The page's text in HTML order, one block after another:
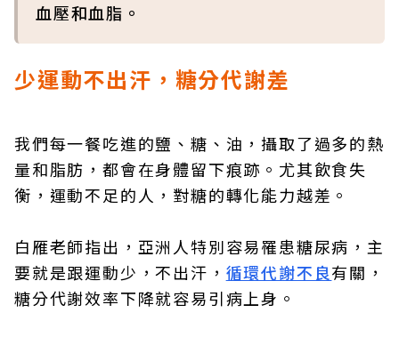
血壓和血脂。
少運動不出汗，糖分代謝差
我們每一餐吃進的鹽、糖、油，攝取了過多的熱
量和脂肪，都會在身體留下痕跡。尤其飲食失
衡，運動不足的人，對糖的轉化能力越差。
白雁老師指出，亞洲人特別容易罹患糖尿病，主
要就是跟運動少，不出汗， 循環代謝不良有關，
糖分代謝效率下降就容易引病上身。